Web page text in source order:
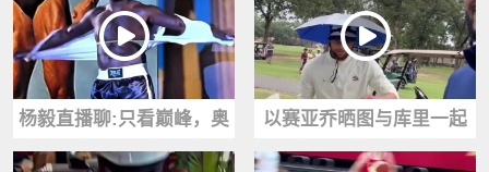
詹姆斯和科比
我有点凌乱了
杨毅直播聊:只看巅峰，奥
尼尔毫无疑问比詹姆斯更
以赛亚乔晒图与库里一起
打高尔夫库里这个帽子真